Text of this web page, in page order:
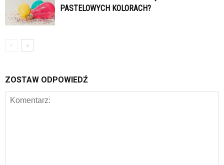
PASTELOWYCH KOLORACH?
ZOSTAW ODPOWIEDŹ